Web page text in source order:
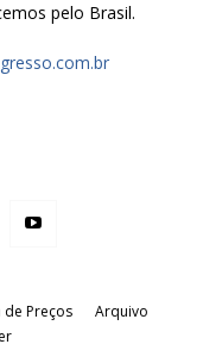
pelo Brasil.
de Preços
Arquivo